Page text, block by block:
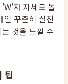
자 자세로 돌
일 꾸준히 실천
것을 느낄 수
팁